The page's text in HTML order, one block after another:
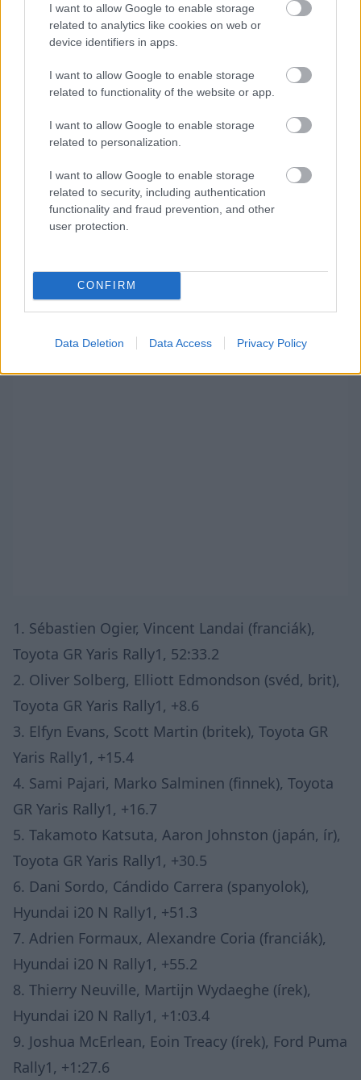
I want to allow Google to enable storage
related to analytics like cookies on web or
device identifiers in apps.
I want to allow Google to enable storage
related to functionality of the website or app.
I want to allow Google to enable storage
related to personalization.
I want to allow Google to enable storage
related to security, including authentication
functionality and fraud prevention, and other
user protection.
CONFIRM
Data Deletion Data Access Privacy Policy
Katsuta már több mint fél perccel lemaradva
csak a 4. helyen tanyázik Pajari mögött. A
problémákkal küzdő Hyundaiok mérföldekkel
lemaradva követik a japán autókat, közöttük
Sordo vezet Adrien Formaux és Thierry Neuville
előtt, majd utánuk jön a legjobb M-Sport Forddal
Josh McErlean, míg a nap elejénszervízútra
csúszó, a hetedik szakasz végén korlátnak
A Kanári-szigeteki Rally állása a 7. gyorsasági
szakasz után
1. Sébastien Ogier, Vincent Landai (franciák),
Toyota GR Yaris Rally1, 52:33.2
2. Oliver Solberg, Elliott Edmondson (svéd, brit),
Toyota GR Yaris Rally1, +8.6
3. Elfyn Evans, Scott Martin (britek), Toyota GR
Yaris Rally1, +15.4
4. Sami Pajari, Marko Salminen (finnek), Toyota
GR Yaris Rally1, +16.7
5. Takamoto Katsuta, Aaron Johnston (japán, ír),
Toyota GR Yaris Rally1, +30.5
6. Dani Sordo, Cándido Carrera (spanyolok),
Hyundai i20 N Rally1, +51.3
7. Adrien Formaux, Alexandre Coria (franciák),
Hyundai i20 N Rally1, +55.2
8. Thierry Neuville, Martijn Wydaeghe (írek),
Hyundai i20 N Rally1, +1:03.4
9. Joshua McErlean, Eoin Treacy (írek), Ford Puma
Rally1, +1:27.6